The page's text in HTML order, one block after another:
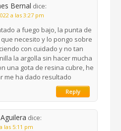
Bernal dice:
a las 3:27 pm
a fuego bajo, la punta de
necesito y lo pongo sobre
con cuidado y no tan
la argolla sin hacer mucha
una gota de resina cubre, he
me ha dado resultado
Reply
dice:
las 5:11 pm